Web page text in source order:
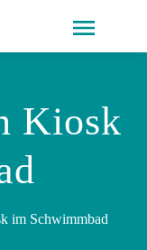
Kiosk
im Schwimmbad